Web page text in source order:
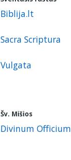
Biblija.lt
Sacra Scriptura
Vulgata
Šv. Mišios
Divinum Officium